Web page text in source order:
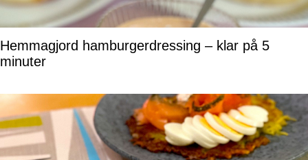
Hemmagjord hamburgerdressing – klar på 5
minuter